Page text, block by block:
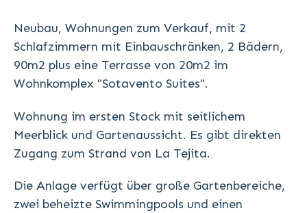
Neubau, Wohnungen zum Verkauf, mit 2
Schlafzimmern mit Einbauschränken, 2 Bädern,
90m2 plus eine Terrasse von 20m2 im
Wohnkomplex "Sotavento Suites".
Wohnung im ersten Stock mit seitlichem
Meerblick und Gartenaussicht. Es gibt direkten
Zugang zum Strand von La Tejita.
Die Anlage verfügt über große Gartenbereiche,
zwei beheizte Swimmingpools und einen